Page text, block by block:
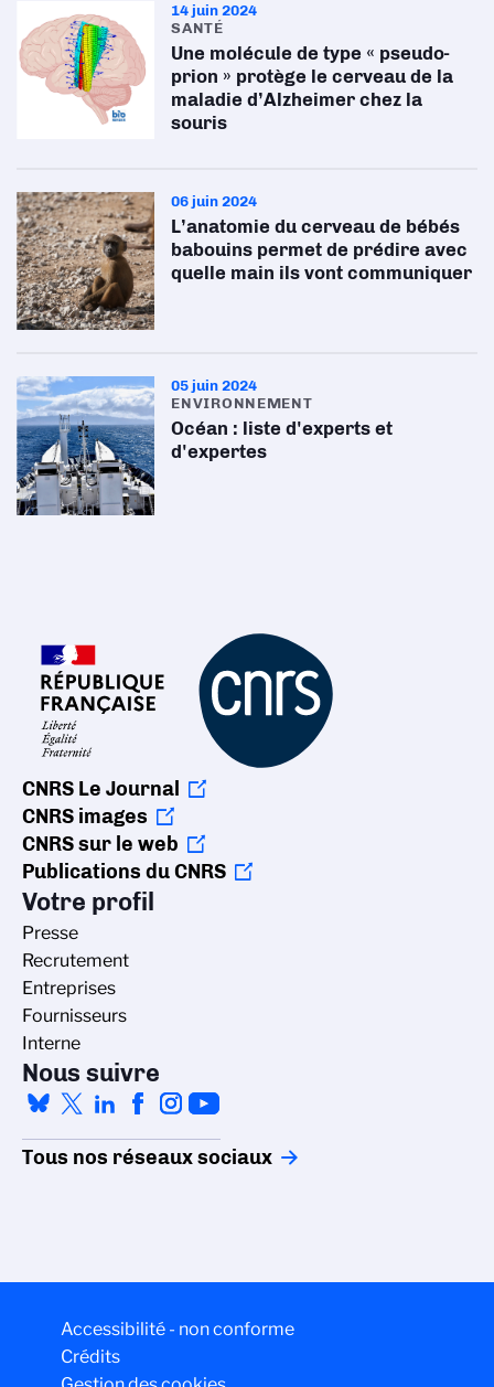
14 juin 2024
SANTÉ
Une molécule de type « pseudo-
prion » protège le cerveau de la
maladie d’Alzheimer chez la
souris
06 juin 2024
L’anatomie du cerveau de bébés
babouins permet de prédire avec
quelle main ils vont communiquer
05 juin 2024
ENVIRONNEMENT
Océan : liste d'experts et
d'expertes
CNRS Le Journal
CNRS images
CNRS sur le web
Publications du CNRS
Votre profil
Presse
Recrutement
Entreprises
Fournisseurs
Interne
Nous suivre
Tous nos réseaux sociaux
Accessibilité - non conforme
Crédits